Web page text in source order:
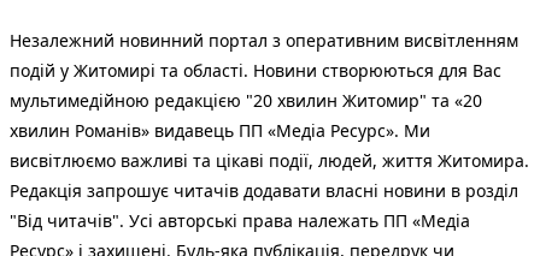
Незалежний новинний портал з оперативним висвітленням
подій у Житомирі та області. Новини створюються для Вас
мультимедійною редакцією "20 хвилин Житомир" та «20
хвилин Романів» видавець ПП «Медіа Ресурс». Ми
висвітлюємо важливі та цікаві події, людей, життя Житомира.
Редакція запрошує читачів додавати власні новини в розділ
"Від читачів". Усі авторські права належать ПП «Медіа
Ресурс» і захищені. Будь-яка публiкацiя, передрук чи